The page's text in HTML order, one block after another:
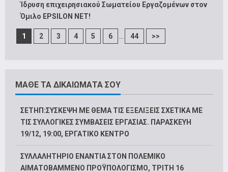
Ίδρυση επιχειρησιακού Σωματείου Εργαζομένων στον
Όμιλο EPSILON NET!
1 2 3 4 5 6 ... 44 >>
ΜΑΘΕ ΤΑ ΔΙΚΑΙΩΜΑΤΑ ΣΟΥ
ΣΕΤΗΠ:ΣΥΣΚΕΨΗ ΜΕ ΘΕΜΑ ΤΙΣ ΕΞΕΛΙΞΕΙΣ ΣΧΕΤΙΚΑ ΜΕ
ΤΙΣ ΣΥΛΛΟΓΙΚΕΣ ΣΥΜΒΑΣΕΙΣ ΕΡΓΑΣΙΑΣ. ΠΑΡΑΣΚΕΥΗ
19/12, 19:00, ΕΡΓΑΤΙΚΟ ΚΕΝΤΡΟ
ΣΥΛΛΑΛΗΤΗΡΙΟ ΕΝΑΝΤΙΑ ΣΤΟΝ ΠΟΛΕΜΙΚΟ
ΑΙΜΑΤΟΒΑΜΜΕΝΟ ΠΡΟΫΠΟΛΟΓΙΣΜΟ, ΤΡΙΤΗ 16